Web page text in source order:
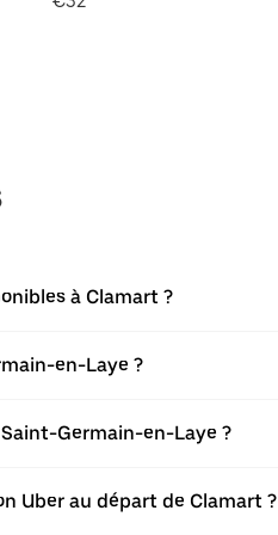
à Clamart ?
en-Laye ?
Germain-en-Laye ?
Uber au départ de Clamart ?